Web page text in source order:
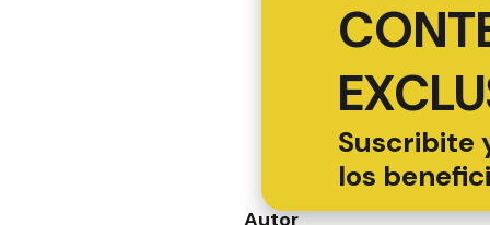
Suscribite
los
Autor